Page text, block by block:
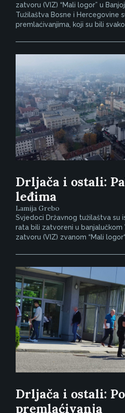
zatvoru (VIZ) “Mali logor” u
Tužilaštva Bosne i Hercegovine
premlaćivanjima, koji su bili
Drljača i ostali:
leđima
Lamija Grebo
Svjedoci Državnog tužilaštva su
rata bili zatvoreni u banjalučkom
zatvoru (VIZ) zvanom “Mali
Drljača i ostali:
premlaćivanja